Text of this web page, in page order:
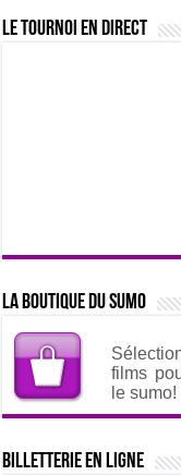
Le tournoi en direct
La boutique du sumo
films
le sumo!
Billetterie en ligne